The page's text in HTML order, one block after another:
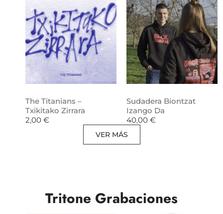
The Titanians –
Txikitako Zirrara
2,00 €
Sudadera Biontzat
Izango Da
40,00 €
VER MÁS
Tritone Grabaciones